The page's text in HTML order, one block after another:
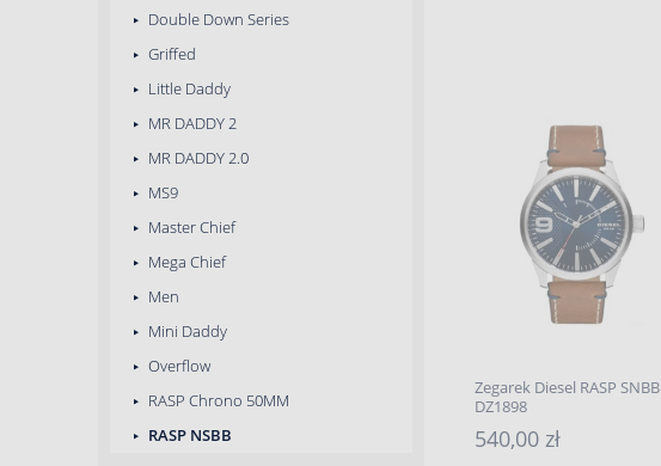
Double Down Series
Griffed
Little Daddy
MR DADDY 2
MR DADDY 2.0
MS9
Master Chief
Mega Chief
Men
Mini Daddy
Overflow
RASP Chrono 50MM
RASP NSBB
Zegarek Diesel RASP SNBB
DZ1898
540,00 zł